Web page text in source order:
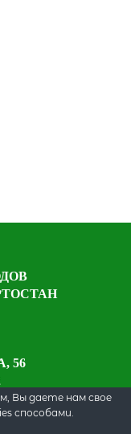
56
Вы даете нам свое
способами.